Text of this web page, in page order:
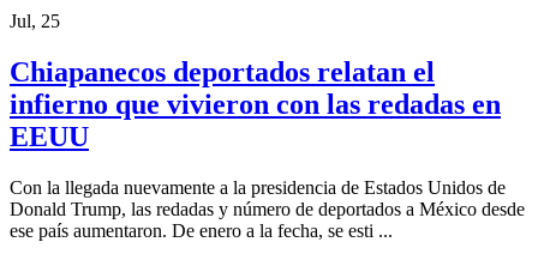
Jul, 25
Chiapanecos deportados relatan el
infierno que vivieron con las redadas en
EEUU
Con la llegada nuevamente a la presidencia de Estados Unidos de
Donald Trump, las redadas y número de deportados a México desde
ese país aumentaron. De enero a la fecha, se esti ...